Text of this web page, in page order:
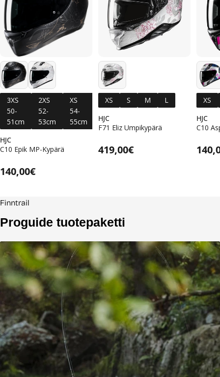
3XS
50-
51cm
2XS
52-
53cm
XS
54-
55cm
S 55-
56cm
L 58-
HJC
C10 Epik MP-Kypärä
Normaalihinta
140,00€
XS S M
L
HJC
F71 Eliz Umpikypärä
Normaalihinta
419,00€ Alennushinta
Normaalihinta
XS
HJC
C10
Finntrail
Proguide tuotepaketti